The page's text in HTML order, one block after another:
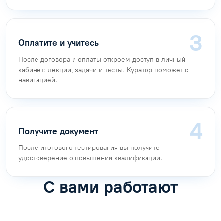
Оплатите и учитесь
После договора и оплаты откроем доступ в личный
кабинет: лекции, задачи и тесты. Куратор поможет с
навигацией.
Получите документ
После итогового тестирования вы получите
удостоверение о повышении квалификации.
С вами работают